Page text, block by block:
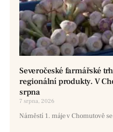
Severočeské farmářské
regionální produkty. V
srpna
7 srpna, 2026
Náměstí 1. máje v Chomutově